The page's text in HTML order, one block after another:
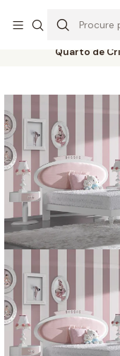
Quarto de